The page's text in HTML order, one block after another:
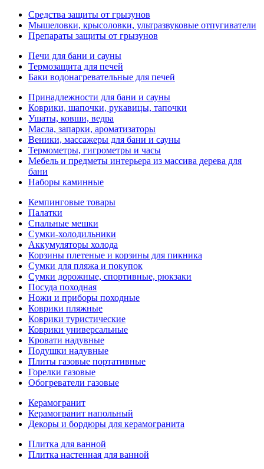
Средства защиты от грызунов
Мышеловки, крысоловки, ультразвуковые отпугиватели
Препараты защиты от грызунов
Печи для бани и сауны
Термозащита для печей
Баки водонагревательные для печей
Принадлежности для бани и сауны
Коврики, шапочки, рукавицы, тапочки
Ушаты, ковши, ведра
Масла, запарки, ароматизаторы
Веники, массажеры для бани и сауны
Термометры, гигрометры и часы
Мебель и предметы интерьера из массива дерева для
бани
Наборы каминные
Кемпинговые товары
Палатки
Спальные мешки
Сумки-холодильники
Аккумуляторы холода
Корзины плетеные и корзины для пикника
Сумки для пляжа и покупок
Сумки дорожные, спортивные, рюкзаки
Посуда походная
Ножи и приборы походные
Коврики пляжные
Коврики туристические
Коврики универсальные
Кровати надувные
Подушки надувные
Плиты газовые портативные
Горелки газовые
Обогреватели газовые
Керамогранит
Керамогранит напольный
Декоры и бордюры для керамогранита
Плитка для ванной
Плитка настенная для ванной